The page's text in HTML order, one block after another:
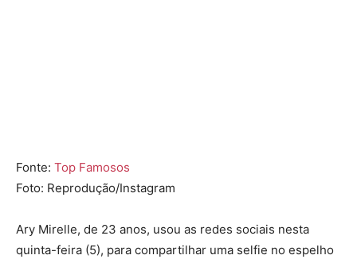
Fonte: Top Famosos
Foto: Reprodução/Instagram
Ary Mirelle, de 23 anos, usou as redes sociais nesta
quinta-feira (5), para compartilhar uma selfie no espelho